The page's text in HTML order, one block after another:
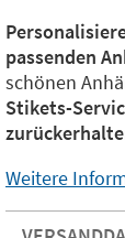
passenden
schönen
Stikets-
Weitere